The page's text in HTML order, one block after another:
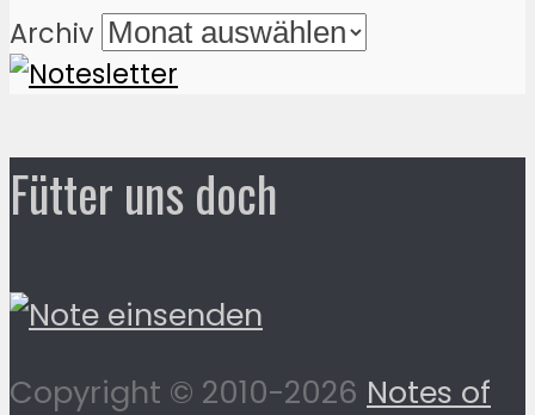
Archiv
Fütter uns doch
Copyright © 2010-2026 Notes of